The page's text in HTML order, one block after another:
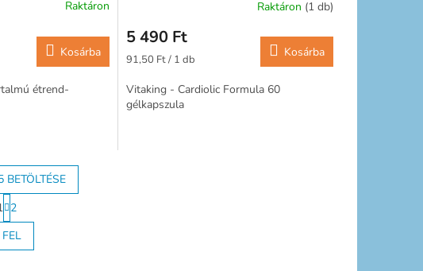
Raktáron
Kosárba
étrend-
Raktáron (1 db)
5 490 Ft
Egységár:
91,50 Ft / 1 db Kosárba
Vitaking - Cardiolic Formula 60
gélkapszula
L
i
s
BETÖLTÉSE
L
a
p
o
z
2
FEL